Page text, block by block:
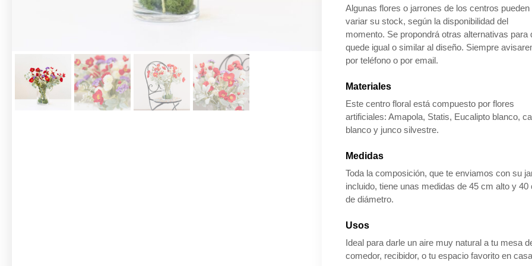
Algunas flores o jarrones de los centros pueden
variar su stock, según la disponibilidad del
momento. Se propondrá otras alternativas para
quede igual o similar al diseño. Siempre
por teléfono o por email.
Materiales
Este centro floral está compuesto por flores
artificiales: Amapola, Statis, Eucalipto blanco,
blanco y junco silvestre.
Medidas
Toda la composición, que te enviamos con su
incluido, tiene unas medidas de 45 cm alto y 40
de diámetro.
Usos
Ideal para darle un aire muy natural a tu mesa
comedor, recibidor, o tu espacio favorito en